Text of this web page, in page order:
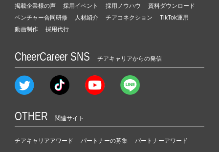
掲載企業様の声 採用イベント 採用ノウハウ
資料ダウンロード
ベンチャー合同研修
人材紹介 チアコネクション
TikTok運用
動画制作
採用代行
CheerCareer SNS チアキャリアからの発信
OTHER 関連サイト
チアキャリアアワード パートナーの募集 パートナーアワード